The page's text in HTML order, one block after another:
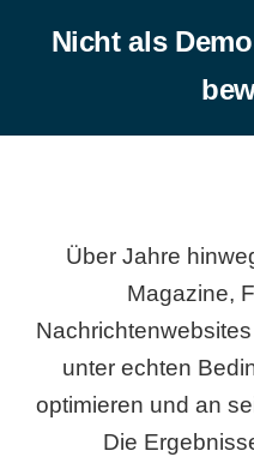
Nicht als
Über Jahre
Magazine,
unter echten
optimieren und an
Die